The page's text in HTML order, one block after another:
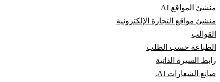
منشئ المواقع AI
منشئ مواقع التجارة الإلكترونية
القوالب
الطباعة حسب الطلب
رابط السيرة الذاتية
صانع الشعارات AI.